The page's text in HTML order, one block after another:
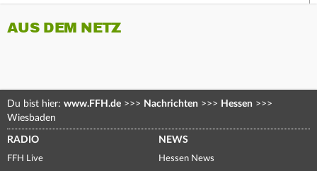
AUS DEM NETZ
Du bist hier: www.FFH.de >>> Nachrichten >>> Hessen >>>
Wiesbaden
RADIO
FFH Live
NEWS
Hessen News